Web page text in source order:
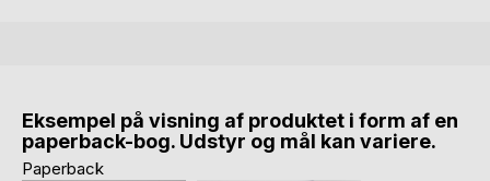
Eksempel på visning af produktet i form af en
paperback-bog. Udstyr og mål kan variere.
Paperback